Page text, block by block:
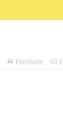
Εκτύπωση